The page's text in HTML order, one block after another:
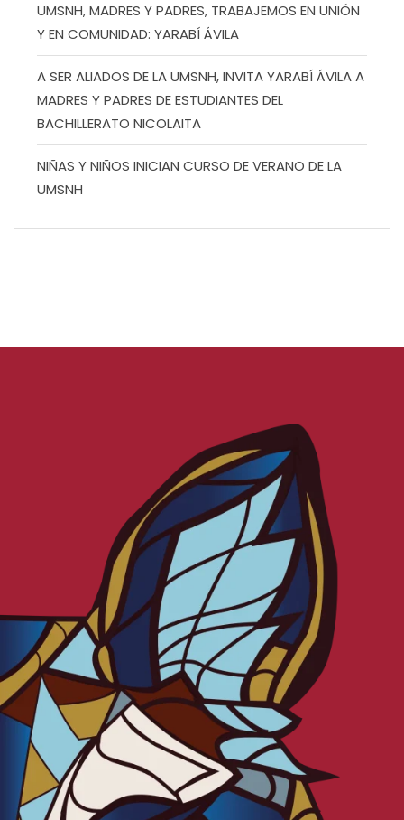
UMSNH, MADRES Y PADRES, TRABAJEMOS EN UNIÓN
Y EN COMUNIDAD: YARABÍ ÁVILA
A SER ALIADOS DE LA UMSNH, INVITA YARABÍ ÁVILA A
MADRES Y PADRES DE ESTUDIANTES DEL
BACHILLERATO NICOLAITA
NIÑAS Y NIÑOS INICIAN CURSO DE VERANO DE LA
UMSNH